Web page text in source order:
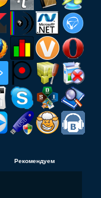
Рекомендуем